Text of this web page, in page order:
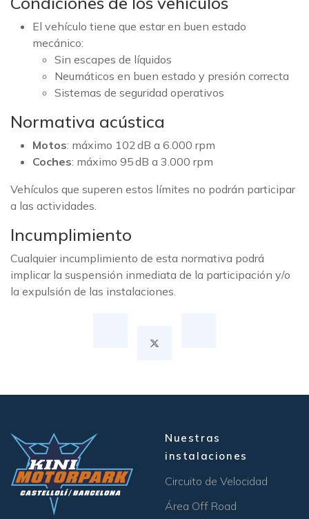
El vehículo tiene que estar en buen estado
mecánico:
Sin escapes de líquidos
Neumáticos en buen estado y presión correcta
Sistemas de seguridad operativos
Normativa acústica
Motos: máximo 102 dB a 6.000 rpm
Coches: máximo 95 dB a 3.000 rpm
Vehículos que superen estos límites no podrán participar
a las actividades.
Incumplimiento
Cualquier incumplimiento de esta normativa podrá
implicar la suspensión inmediata de la participación y/o
la expulsión de las instalaciones.
Nuestras
instalaciones
Circuito de Velocidad
Área Off Road